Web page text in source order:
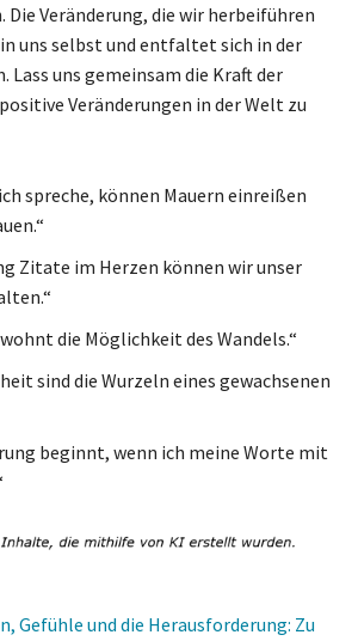
Die Veränderung, die wir herbeiführen
uns selbst und entfaltet sich in der
Lass uns gemeinsam die Kraft der
Veränderungen in der Welt zu
ich spreche, können Mauern einreißen
Zitate im Herzen können wir unser
die Möglichkeit des Wandels.“
sind die Wurzeln eines gewachsenen
beginnt, wenn ich meine Worte mit
Gefühle und die Herausforderung: Zu